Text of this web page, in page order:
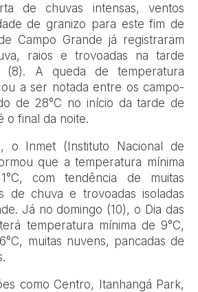
de chuvas intensas, ventos
de granizo para este fim de
Campo Grande já registraram
raios e trovoadas na tarde
(8). A queda de temperatura
a ser notada entre os campo-
de 28°C no início da tarde de
o final da noite.
o Inmet (Instituto Nacional de
que a temperatura mínima
com tendência de muitas
de chuva e trovoadas isoladas
Já no domingo (10), o Dia das
temperatura mínima de 9°C,
muitas nuvens, pancadas de
como Centro, Itanhangá Park,